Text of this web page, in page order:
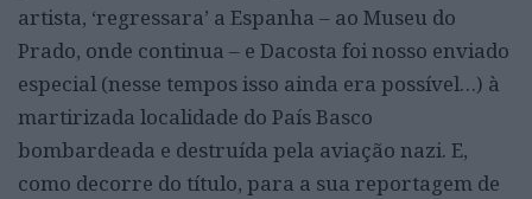
artista, ‘regressara’ a Espanha – ao Museu do
Prado, onde continua – e Dacosta foi nosso enviado
especial (nesse tempos isso ainda era possível…) à
martirizada localidade do País Basco
bombardeada e destruída pela aviação nazi. E,
como decorre do título, para a sua reportagem de